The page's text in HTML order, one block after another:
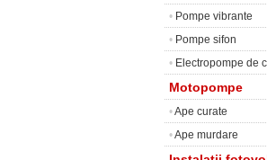
• Pompe vibrante
• Pompe sifon
• Electropompe de
Motopompe
•Ape curate
•Ape murdare